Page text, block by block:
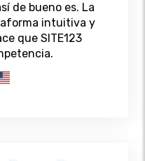
de bueno es. La
intuitiva y
que SITE123